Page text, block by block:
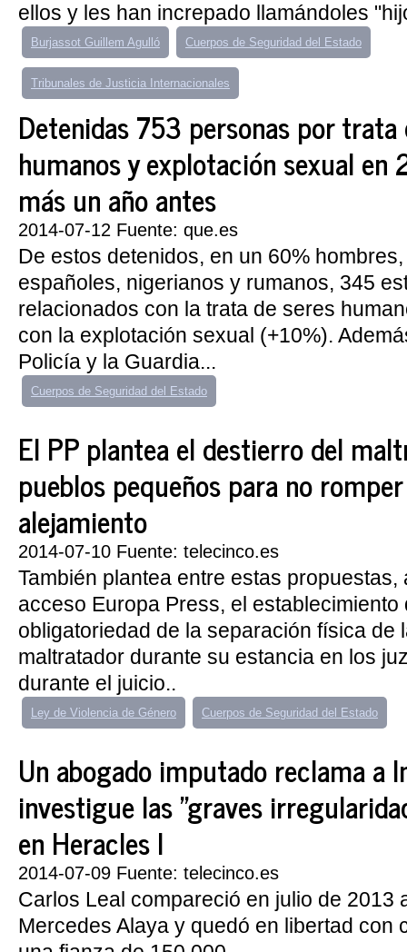
ellos y les han increpado llamándoles
Burjassot Guillem Agulló Cuerpos de Seguridad del Estado
Tribunales de Justicia Internacionales
Detenidas 753 personas por trata
humanos y explotación sexual en
más un año antes
2014-07-12 Fuente: que.es
De estos detenidos, en un 60%
españoles, nigerianos y rumanos, 345
relacionados con la trata de seres
con la explotación sexual (+10%).
Policía y la Guardia...
Cuerpos de Seguridad del Estado
El PP plantea el destierro del
pueblos pequeños para no
alejamiento
2014-07-10 Fuente: telecinco.es
También plantea entre estas propuestas,
acceso Europa Press, el establecimiento
obligatoriedad de la separación física de
maltratador durante su estancia en los
durante el juicio..
Ley de Violencia de Género Cuerpos de Seguridad del Estado
Un abogado imputado reclama a
investigue las "graves
en Heracles I
2014-07-09 Fuente: telecinco.es
Carlos Leal compareció en julio de 2013
Mercedes Alaya y quedó en libertad con